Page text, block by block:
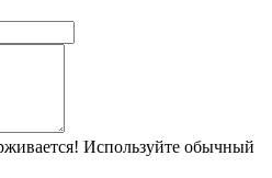
Используйте обычный